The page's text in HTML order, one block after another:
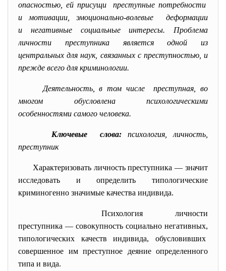
опасностью, ей присущи преступные потребности
и мотивации, эмоционально-волевые деформации
и негативные социальные интересы. Проблема
личности преступника является одной из
центральных для наук, связанных с преступностью, и
прежде всего для криминологии.
Деятельность, в том числе преступная, во
многом обусловлена психологическими
особенностями самого человека.
Ключевые слова: психология,личность
преступник
Характеризовать личность преступника — значит
исследовать и определить типологические
криминогенно значимые качества индивида.
Психология личности
преступника — совокупность социально негативных,
типологических качеств индивида, обусловивших
совершенное им преступное деяние определенного
типа и вида.